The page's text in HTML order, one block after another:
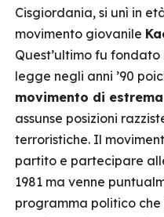
Cisgiordania, si unì in
movimento giovanile
Quest’ultimo fu fondato
legge negli anni ’90
movimento di
assunse posizioni
terroristiche. Il
partito e partecipare
1981 ma venne
programma politico